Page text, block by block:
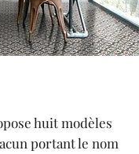
huit modèles
portant le nom